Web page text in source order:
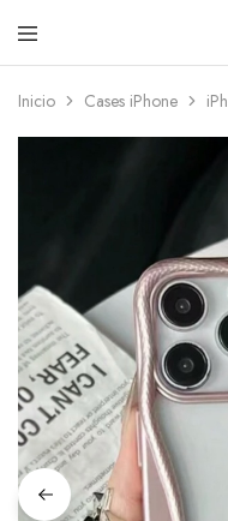
Inicio Cases iPhone